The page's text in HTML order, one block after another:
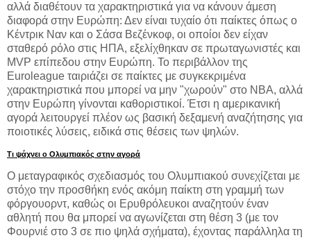
αλλά διαθέτουν τα χαρακτηριστικά για να κάνουν άμεση
διαφορά στην Ευρώπη: Δεν είναι τυχαίο ότι παίκτες όπως ο
Κέντρικ Ναν και ο Σάσα Βεζένκοφ, οι οποίοι δεν είχαν
σταθερό ρόλο στις ΗΠΑ, εξελίχθηκαν σε πρωταγωνιστές και
MVP επίπεδου στην Ευρώπη. Το περιβάλλον της
Euroleague ταιριάζει σε παίκτες με συγκεκριμένα
χαρακτηριστικά που μπορεί να μην "χωρούν" στο NBA, αλλά
στην Ευρώπη γίνονται καθοριστικοί. Έτσι η αμερικανική
αγορά λειτουργεί πλέον ως βασική δεξαμενή αναζήτησης για
ποιοτικές λύσεις, ειδικά στις θέσεις των ψηλών.
Τι ψάχνει ο Ολυμπιακός στην αγορά
Ο μεταγραφικός σχεδιασμός του Ολυμπιακού συνεχίζεται με
στόχο την προσθήκη ενός ακόμη παίκτη στη γραμμή των
φόργουορντ, καθώς οι Ερυθρόλευκοι αναζητούν έναν
αθλητή που θα μπορεί να αγωνίζεται στη θέση 3 (με τον
Φουρνιέ στο 3 σε πιο ψηλά σχήματα), έχοντας παράλληλα τη